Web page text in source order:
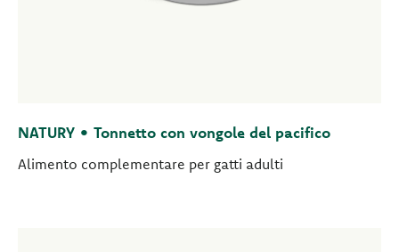
NATURY • Tonnetto con vongole del pacifico
Alimento complementare per gatti adulti